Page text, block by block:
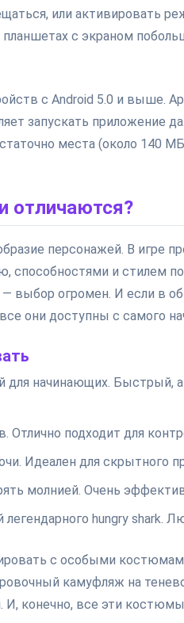
или активировать
с экраном
с Android 5.0 и выше.
запускать приложение
места (около 140
отличаются?
персонажей. В игре
и стилем
выбор огромен. И если в
они доступны с самого
для начинающих.
Отлично подходит для
Идеален для скрытного
молнией. Очень
hungry shark.
с особыми
камуфляж на
И, конечно, все эти